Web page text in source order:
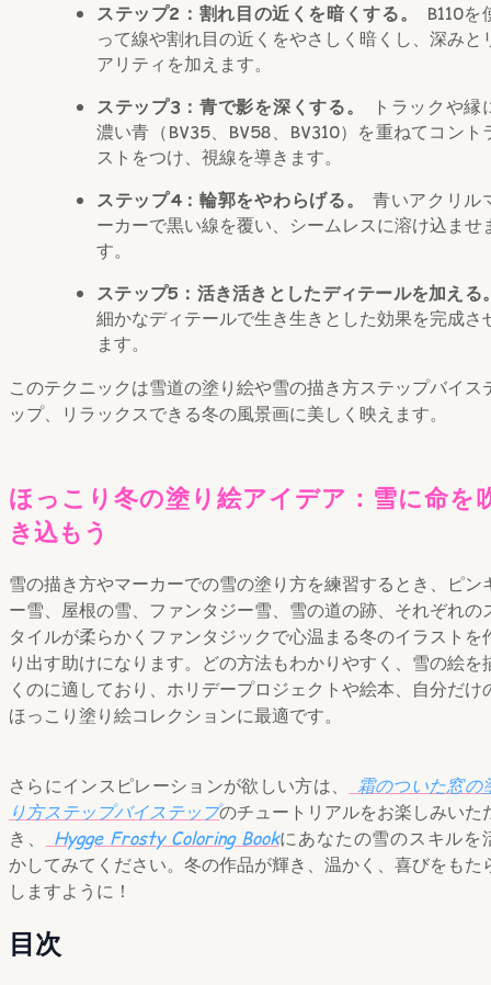
ステップ2：割れ目の近くを暗くする。
B110を
って線や割れ目の近くをやさしく暗くし、深みと
アリティを加えます。
ステップ3：青で影を深くする。
トラックや縁
濃い青（BV35、BV58、BV310）を重ねてコント
ストをつけ、視線を導きます。
ステップ4：輪郭をやわらげる。 青いアクリル
ーカーで黒い線を覆い、シームレスに溶け込ませ
す。
ステップ5：活き活きとしたディテールを加える
細かなディテールで生き生きとした効果を完成さ
ます。
このテクニックは雪道の塗り絵や雪の描き方ステップバイス
ップ、リラックスできる冬の風景画に美しく映えます。
ほっこり冬の塗り絵アイデア：雪に命を
き込もう
雪の描き方やマーカーでの雪の塗り方を練習するとき、ピン
ー雪、屋根の雪、ファンタジー雪、雪の道の跡、それぞれの
タイルが柔らかくファンタジックで心温まる冬のイラストを
り出す助けになります。どの方法もわかりやすく、雪の絵を
くのに適しており、ホリデープロジェクトや絵本、自分だけ
ほっこり塗り絵コレクションに最適です。
さらにインスピレーションが欲しい方は、
霜のついた窓の
り方ステップバイステップのチュートリアルをお楽しみいた
き、
Hygge Frosty Coloring Bookにあなたの雪のスキルを
かしてみてください。冬の作品が輝き、温かく、喜びをもた
しますように！
目次